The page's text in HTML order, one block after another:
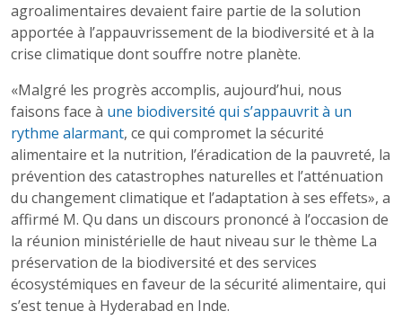
agroalimentaires devaient faire partie de la solution
apportée à l’appauvrissement de la biodiversité et à la
crise climatique dont souffre notre planète.
«Malgré les progrès accomplis, aujourd’hui, nous
faisons face à une biodiversité qui s’appauvrit à un
rythme alarmant, ce qui compromet la sécurité
alimentaire et la nutrition, l’éradication de la pauvreté, la
prévention des catastrophes naturelles et l’atténuation
du changement climatique et l’adaptation à ses effets», a
affirmé M. Qu dans un discours prononcé à l’occasion de
la réunion ministérielle de haut niveau sur le thème La
préservation de la biodiversité et des services
écosystémiques en faveur de la sécurité alimentaire, qui
s’est tenue à Hyderabad en Inde.